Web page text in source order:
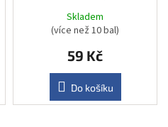
Skladem
(více než 10 bal)
59 Kč
Do košíku